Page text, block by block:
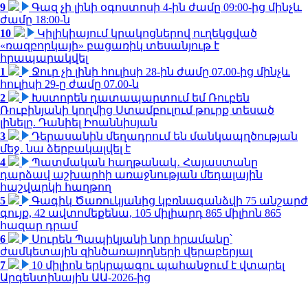
9
Գազ չի լինի օգոստոսի 4-ին ժամը 09:00-ից մինչև
ժամը 18:00-ն
10
Կիլիկիայում կրակոցներով ուղեկցված
«ռազբորկայի» բացառիկ տեսանյութ է
հրապարակվել
1
Ջուր չի լինի հուլիսի 28-ին ժամը 07.00-ից մինչև
հուլիսի 29-ը ժամը 07.00-ն
2
Խստորեն դատապարտում եմ Ռուբեն
Ռուբինյանի կողմից Ստամբուլում թուրք տեսած
լինելը. Դանիել Իոաննիսյան
3
Դերասանին մեղադրում են մանկապղծության
մեջ․ նա ձերբակալվել է
4
Պատմական հաղթանակ․ Հայաստանը
դարձավ աշխարհի առաջնության մեդալային
հաշվարկի հաղթող
5
Գագիկ Ծառուկյանից կբռնագանձվի 75 անշարժ
գույք, 42 ավտոմեքենա, 105 միլիարդ 865 միլիոն 865
հազար դրամ
6
Սուրեն Պապիկյանի նոր հրամանը՝
ժամկետային զինծառայողների վերաբերյալ
7
10 միլիոն երկրպագու պահանջում է վտարել
Արգենտինային ԱԱ-2026-ից